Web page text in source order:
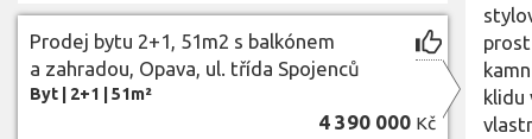
Prodej bytu 2+1, 51m2 s balkónem
a zahradou, Opava, ul. třída Spojenců
Byt 2+1 51m²
4 390 000 Kč
klidu